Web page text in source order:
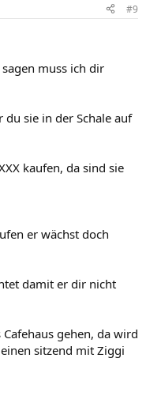
#9
muss ich dir
sie in der Schale auf
kaufen, da sind sie
er wächst doch
damit er dir nicht
gehen, da wird
sitzend mit Ziggi